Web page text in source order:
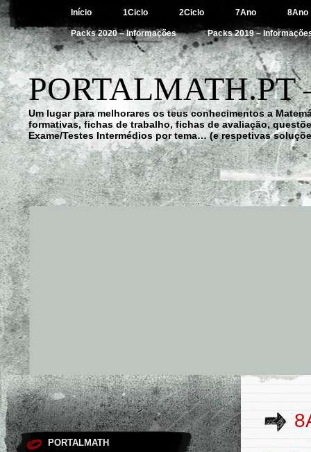
Início 1Ciclo 2Ciclo 7Ano 8Ano
Packs 2020 – Informações Packs 2019 –
Um lugar para melhorares os teus conhecimentos a
formativas, fichas de trabalho, fichas de avaliação,
Exame/Testes Intermédios por tema… (e respetivas
PORTALMATH